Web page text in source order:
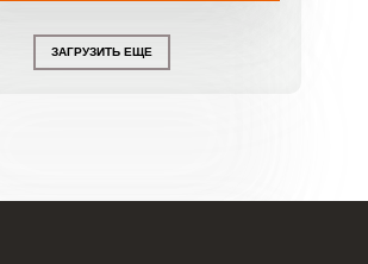
ЗАГРУЗИТЬ ЕЩЕ